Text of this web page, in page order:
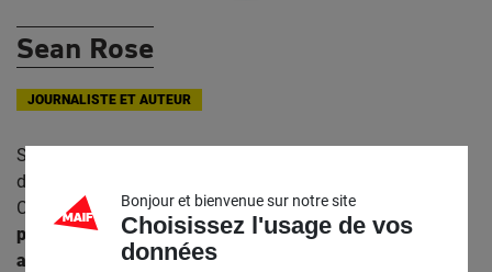
Sean Rose
JOURNALISTE ET AUTEUR
Sean Rose est auteur et journaliste culturel. Il est titulaire
d’une double maîtrise en droit français et anglais (King’s
College Londres et Paris I-Panthéon-Sorbonne) mais
passion de l’art et de la littérature l’ont dévié de ses
ambitions juridiques.
Bonjour et bienvenue sur notre site
Choisissez l'usage de vos
données